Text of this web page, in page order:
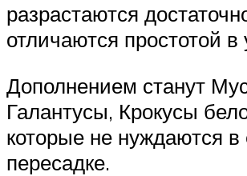
разрастаются
отличаются простотой в
Дополнением станут
Галантусы, Крокусы
которые не нуждаются в
пересадке.